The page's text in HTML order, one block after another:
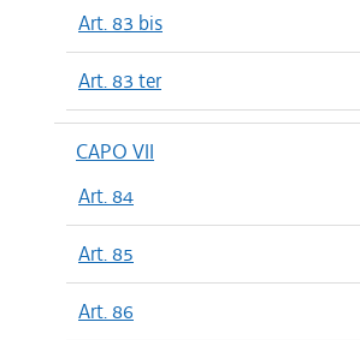
Art. 83 bis
Art. 83 ter
CAPO VII
Art. 84
Art. 85
Art. 86